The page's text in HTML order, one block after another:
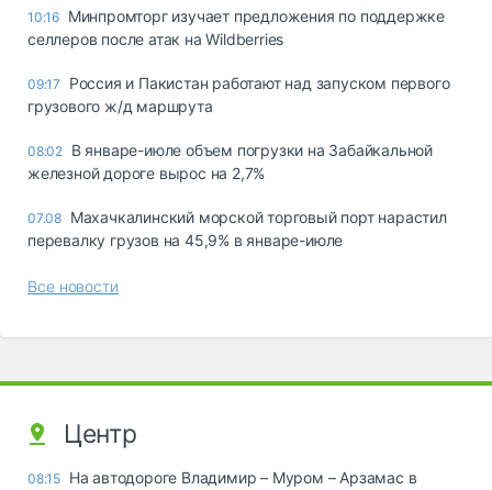
10:16 Минпромторг изучает предложения по поддержке
селлеров после атак на Wildberries
09:17
Россия и Пакистан работают над запуском первого
грузового ж/д маршрута
08:02 В январе-июле объем погрузки на Забайкальной
железной дороге вырос на 2,7%
07.08 Махачкалинский морской торговый порт нарастил
перевалку грузов на 45,9% в январе-июле
Все новости
Центр
08:15 На автодороге Владимир – Муром – Арзамас в